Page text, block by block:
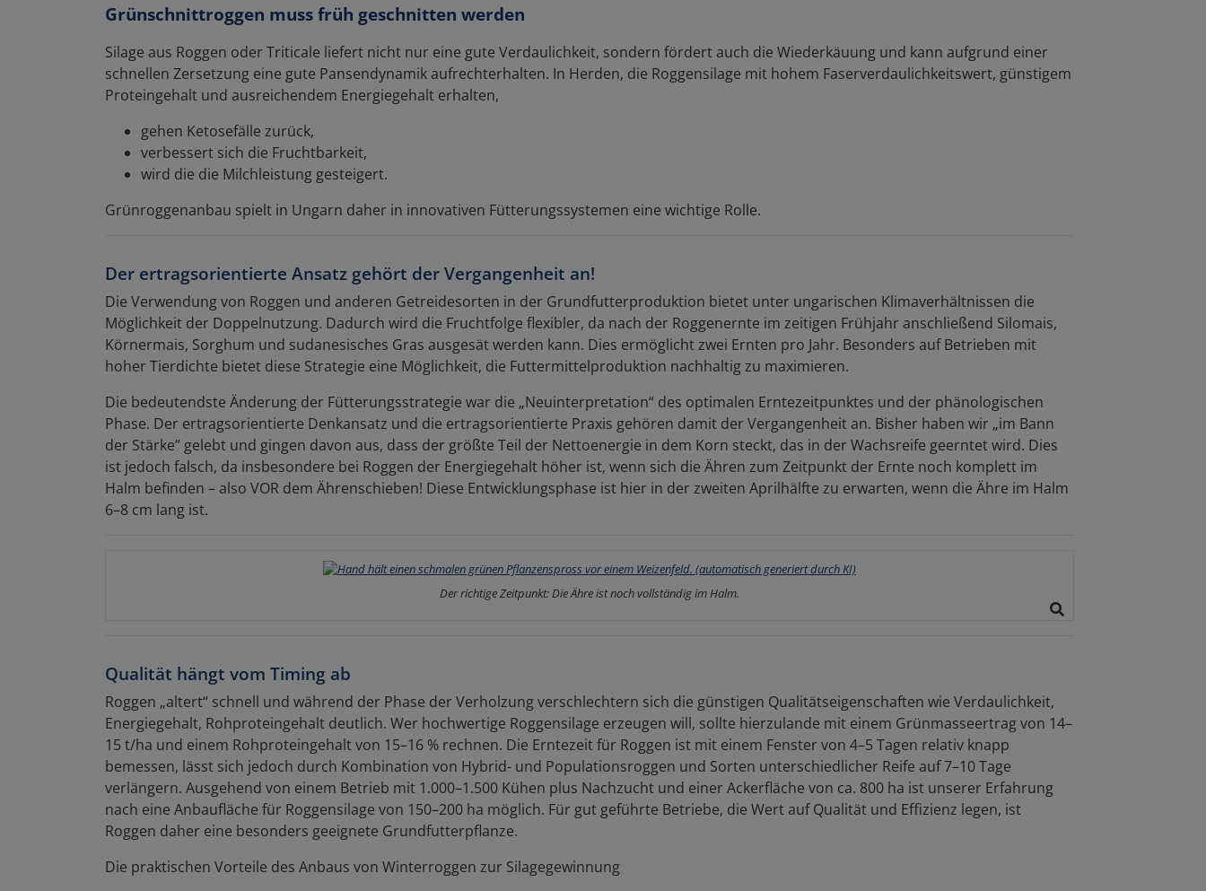
Grünschnittroggen muss früh geschnitten werden
Silage aus Roggen oder Triticale liefert nicht nur eine gute Verdaulichkeit, sondern fördert auch die Wiederkäuung und kann aufgrund einer
schnellen Zersetzung eine gute Pansendynamik aufrechterhalten. In Herden, die Roggensilage mit hohem Faserverdaulichkeitswert, günstigem
Proteingehalt und ausreichendem Energiegehalt erhalten,
gehen Ketosefälle zurück,
verbessert sich die Fruchtbarkeit,
wird die die Milchleistung gesteigert.
Grünroggenanbau spielt in Ungarn daher in innovativen Fütterungssystemen eine wichtige Rolle.
Der ertragsorientierte Ansatz gehört der Vergangenheit an!
Die Verwendung von Roggen und anderen Getreidesorten in der Grundfutterproduktion bietet unter ungarischen Klimaverhältnissen die
Möglichkeit der Doppelnutzung. Dadurch wird die Fruchtfolge flexibler, da nach der Roggenernte im zeitigen Frühjahr anschließend Silomais,
Körnermais, Sorghum und sudanesisches Gras ausgesät werden kann. Dies ermöglicht zwei Ernten pro Jahr. Besonders auf Betrieben mit
hoher Tierdichte bietet diese Strategie eine Möglichkeit, die Futtermittelproduktion nachhaltig zu maximieren.
Die bedeutendste Änderung der Fütterungsstrategie war die „Neuinterpretation“ des optimalen Erntezeitpunktes und der phänologischen
Phase. Der ertragsorientierte Denkansatz und die ertragsorientierte Praxis gehören damit der Vergangenheit an. Bisher haben wir „im Bann
der Stärke” gelebt und gingen davon aus, dass der größte Teil der Nettoenergie in dem Korn steckt, das in der Wachsreife geerntet wird. Dies
ist jedoch falsch, da insbesondere bei Roggen der Energiegehalt höher ist, wenn sich die Ähren zum Zeitpunkt der Ernte noch komplett im
Halm befinden – also VOR dem Ährenschieben! Diese Entwicklungsphase ist hier in der zweiten Aprilhälfte zu erwarten, wenn die Ähre im Halm
6–8 cm lang ist.
Der richtige Zeitpunkt: Die Ähre ist noch vollständig im Halm.
Qualität hängt vom Timing ab
Roggen „altert“ schnell und während der Phase der Verholzung verschlechtern sich die günstigen Qualitätseigenschaften wie Verdaulichkeit,
Energiegehalt, Rohproteingehalt deutlich. Wer hochwertige Roggensilage erzeugen will, sollte hierzulande mit einem Grünmasseertrag von 14–
15 t/ha und einem Rohproteingehalt von 15–16 % rechnen. Die Erntezeit für Roggen ist mit einem Fenster von 4–5 Tagen relativ knapp
bemessen, lässt sich jedoch durch Kombination von Hybrid- und Populationsroggen und Sorten unterschiedlicher Reife auf 7–10 Tage
verlängern. Ausgehend von einem Betrieb mit 1.000–1.500 Kühen plus Nachzucht und einer Ackerfläche von ca. 800 ha ist unserer Erfahrung
nach eine Anbaufläche für Roggensilage von 150–200 ha möglich. Für gut geführte Betriebe, die Wert auf Qualität und Effizienz legen, ist
Roggen daher eine besonders geeignete Grundfutterpflanze.
Die praktischen Vorteile des Anbaus von Winterroggen zur Silagegewinnung